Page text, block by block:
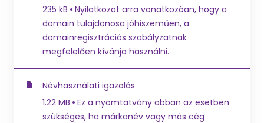
235 kB
Nyilatkozat arra vonatkozóan, hogy a
domain tulajdonosa jóhiszeműen, a
domainregisztrációs szabályzatnak
megfelelően kívánja használni.
Névhasználati igazolás
1.22 MB
Ez a nyomtatvány abban az esetben
szükséges, ha márkanév vagy más cég